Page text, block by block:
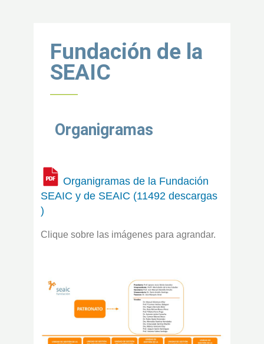
Fundación de la
SEAIC
Organigramas
Organigramas de la Fundación
SEAIC y de SEAIC (11492 descargas
)
Clique sobre las imágenes para agrandar.